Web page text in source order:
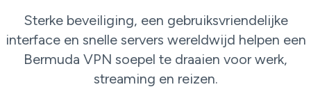
Sterke beveiliging, een gebruiksvriendelijke
interface en snelle servers wereldwijd helpen een
Bermuda VPN soepel te draaien voor werk,
streaming en reizen.